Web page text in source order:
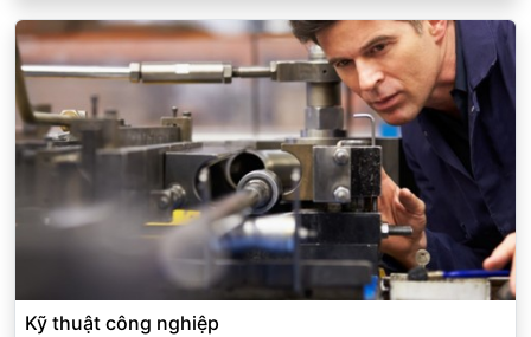
Kỹ thuật công nghiệp